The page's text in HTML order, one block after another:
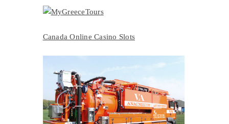
Canada Online Casino Slots